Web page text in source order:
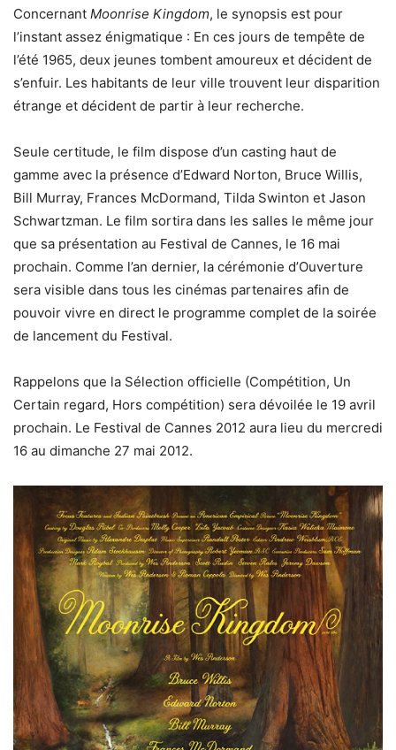
Concernant Moonrise Kingdom, le synopsis est pour
l’instant assez énigmatique : En ces jours de tempête de
l’été 1965, deux jeunes tombent amoureux et décident de
s’enfuir. Les habitants de leur ville trouvent leur disparition
étrange et décident de partir à leur recherche.
Seule certitude, le film dispose d’un casting haut de
gamme avec la présence d’Edward Norton, Bruce Willis,
Bill Murray, Frances McDormand, Tilda Swinton et Jason
Schwartzman. Le film sortira dans les salles le même jour
que sa présentation au Festival de Cannes, le 16 mai
prochain. Comme l’an dernier, la cérémonie d’Ouverture
sera visible dans tous les cinémas partenaires afin de
pouvoir vivre en direct le programme complet de la soirée
de lancement du Festival.
Rappelons que la Sélection officielle (Compétition, Un
Certain regard, Hors compétition) sera dévoilée le 19 avril
prochain. Le Festival de Cannes 2012 aura lieu du mercredi
16 au dimanche 27 mai 2012.